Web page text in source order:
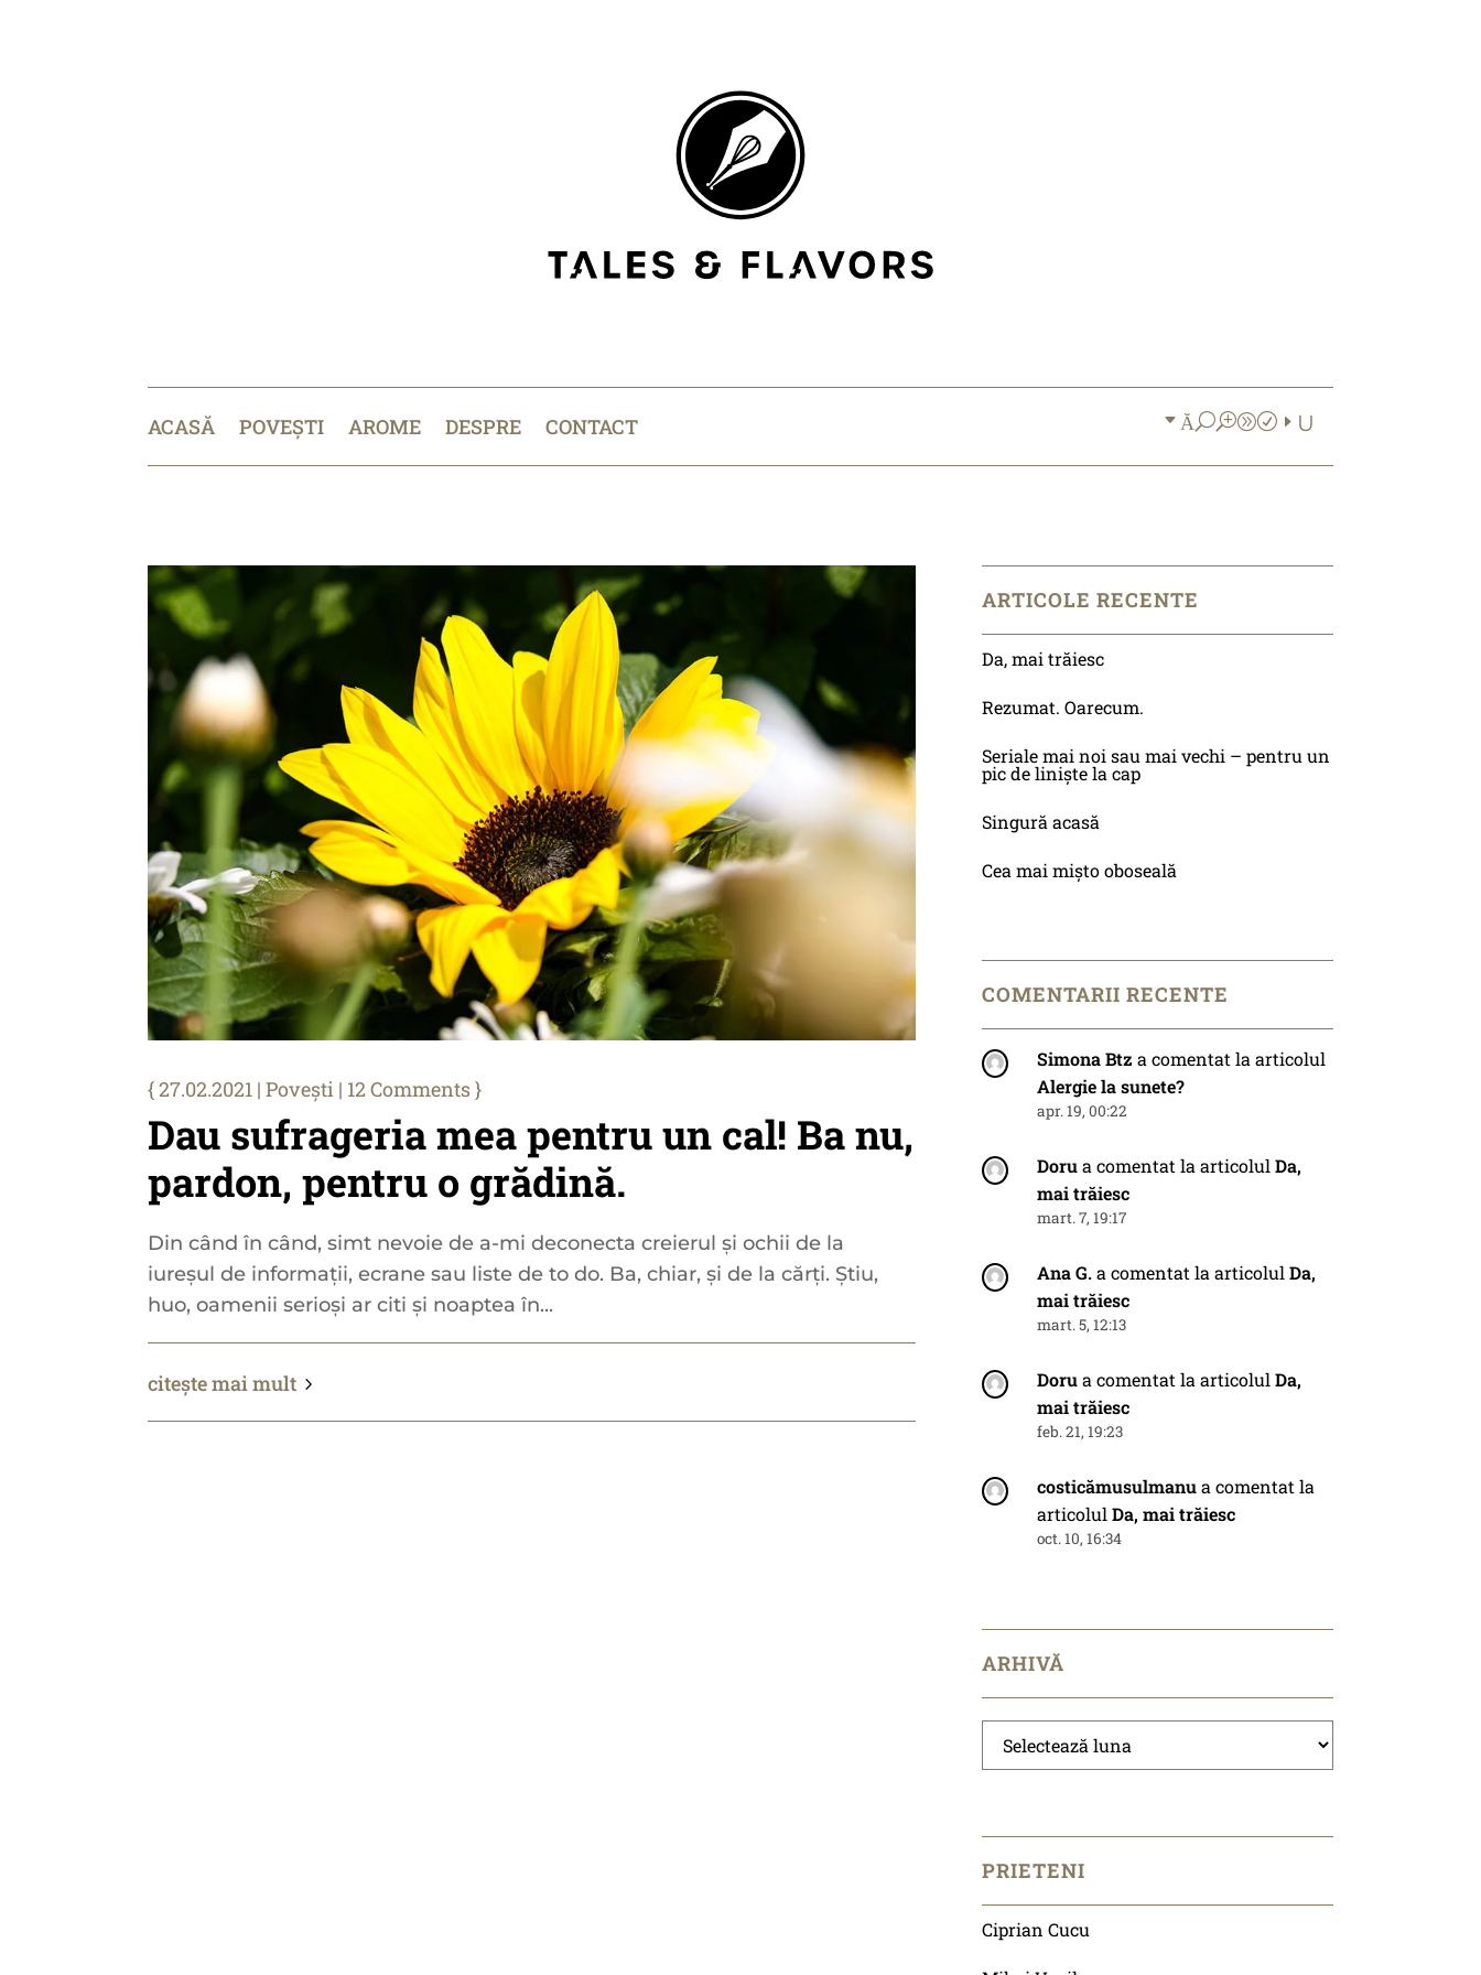
ACASĂ POVEȘTI AROME DESPRE CONTACT
Dau sufrageria mea pentru un cal! Ba nu,
pardon, pentru o grădină.
27.02.2021 |Povești | 12 Comments
Din când în când, simt nevoie de a-mi deconecta creierul și ochii de la
iureșul de informații, ecrane sau liste de to do. Ba, chiar, și de la cărți. Știu,
huo, oamenii serioși ar citi și noaptea în...
citește mai mult
ARTICOLE RECENTE
Da, mai trăiesc
Rezumat. Oarecum.
Seriale mai noi sau mai vechi – pentru un
pic de liniște la cap
Singură acasă
Cea mai mișto oboseală
COMENTARII RECENTE
Simona Btz a comentat la articolul
Alergie la sunete?
apr. 19, 00:22
Dorua comentat la articolulDa,
mai trăiesc
mart. 7, 19:17
Ana G.a comentat la articolulDa,
mai trăiesc
mart. 5, 12:13
Dorua comentat la articolulDa,
mai trăiesc
feb. 21, 19:23
costicămusulmanua comentat la
articolulDa, mai trăiesc
oct. 10, 16:34
ARHIVĂ
Arhivă
PRIETENI
Ciprian Cucu